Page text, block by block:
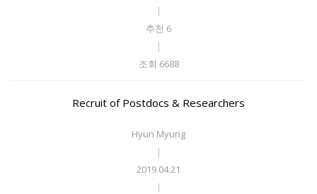
|
추천 6
|
조회 6688
Recruit of Postdocs & Researchers
Hyun Myung
|
2019.04.21
|